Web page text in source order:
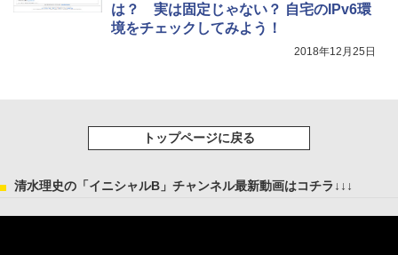
は？ 実は固定じゃない？ 自宅のIPv6環
境をチェックしてみよう！
2018年12月25日
トップページに戻る
清水理史の「イニシャルB」チャンネル最新動画はコチラ↓↓↓